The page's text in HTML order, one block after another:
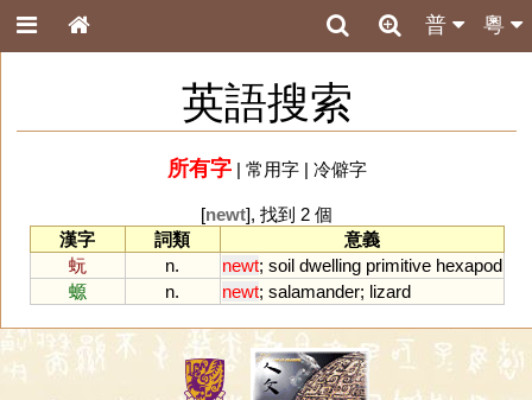
粵
普
英語搜索
所有字| 常用字| 冷僻字
[newt], 找到 2 個
漢字
詞類
意義
蚖
n. newt; soil dwelling primitive hexapod
螈
n. newt; salamander; lizard